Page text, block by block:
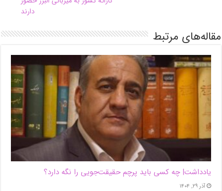
دارند
مقاله‌های مرتبط
یادداشت| ‌چه کسی باید پرچم حقیقت‌جویی را نگه دارد؟
آذر ۲۹, ۱۴۰۴